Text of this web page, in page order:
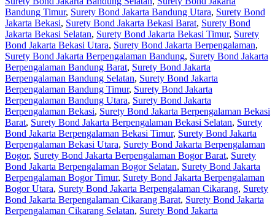
Bandung Timur, Surety Bond Jakarta Bandung Utara, Surety Bond
Jakarta Bekasi, Surety Bond Jakarta Bekasi Barat, Surety Bond
Jakarta Bekasi Selatan, Surety Bond Jakarta Bekasi Timur, Surety
Bond Jakarta Bekasi Utara, Surety Bond Jakarta Berpengalaman,
Surety Bond Jakarta Berpengalaman Bandung, Surety Bond Jakarta
Berpengalaman Bandung Barat, Surety Bond Jakarta
Berpengalaman Bandung Selatan, Surety Bond Jakarta
Berpengalaman Bandung Timur, Surety Bond Jakarta
Berpengalaman Bandung Utara, Surety Bond Jakarta
Berpengalaman Bekasi, Surety Bond Jakarta Berpengalaman Bekasi
Barat, Surety Bond Jakarta Berpengalaman Bekasi Selatan, Surety
Bond Jakarta Berpengalaman Bekasi Timur, Surety Bond Jakarta
Berpengalaman Bekasi Utara, Surety Bond Jakarta Berpengalaman
Bogor, Surety Bond Jakarta Berpengalaman Bogor Barat, Surety
Bond Jakarta Berpengalaman Bogor Selatan, Surety Bond Jakarta
Berpengalaman Bogor Timur, Surety Bond Jakarta Berpengalaman
Bogor Utara, Surety Bond Jakarta Berpengalaman Cikarang, Surety
Bond Jakarta Berpengalaman Cikarang Barat, Surety Bond Jakarta
Berpengalaman Cikarang Selatan, Surety Bond Jakarta